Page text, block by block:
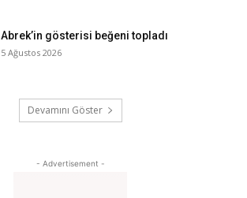
Abrek’in gösterisi beğeni topladı
5 Ağustos 2026
Devamını Göster
- Advertisement -